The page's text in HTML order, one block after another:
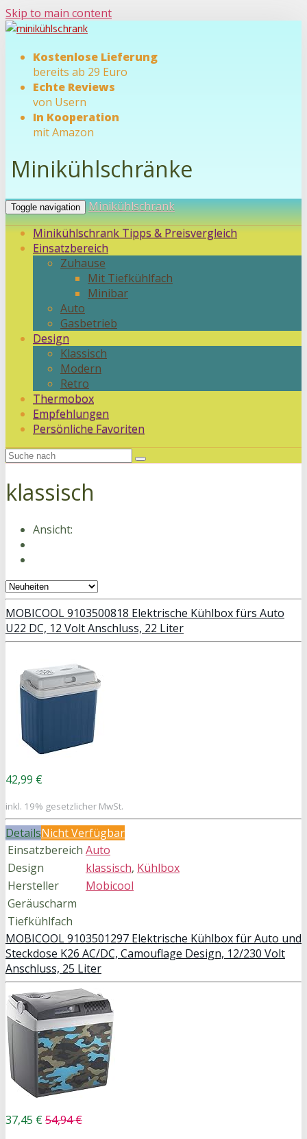
Skip to main content
Kostenlose Lieferung
bereits ab 29 Euro
Echte Reviews
von Usern
In Kooperation
mit Amazon
Minikühlschränke
Toggle navigation
Minikühlschrank
Minikühlschrank Tipps & Preisvergleich
Einsatzbereich
Zuhause
Mit Tiefkühlfach
Minibar
Auto
Gasbetrieb
Design
Klassisch
Modern
Retro
Thermobox
Empfehlungen
Persönliche Favoriten
klassisch
Ansicht:
MOBICOOL 9103500818 Elektrische Kühlbox fürs Auto
U22 DC, 12 Volt Anschluss, 22 Liter
42,99 €
inkl. 19% gesetzlicher MwSt.
DetailsNicht Verfügbar
Einsatzbereich Auto
Design
klassisch, Kühlbox
Hersteller
Mobicool
Geräuscharm
Tiefkühlfach
MOBICOOL 9103501297 Elektrische Kühlbox für Auto und
Steckdose K26 AC/DC, Camouflage Design, 12/230 Volt
Anschluss, 25 Liter
37,45 € 54,94 €